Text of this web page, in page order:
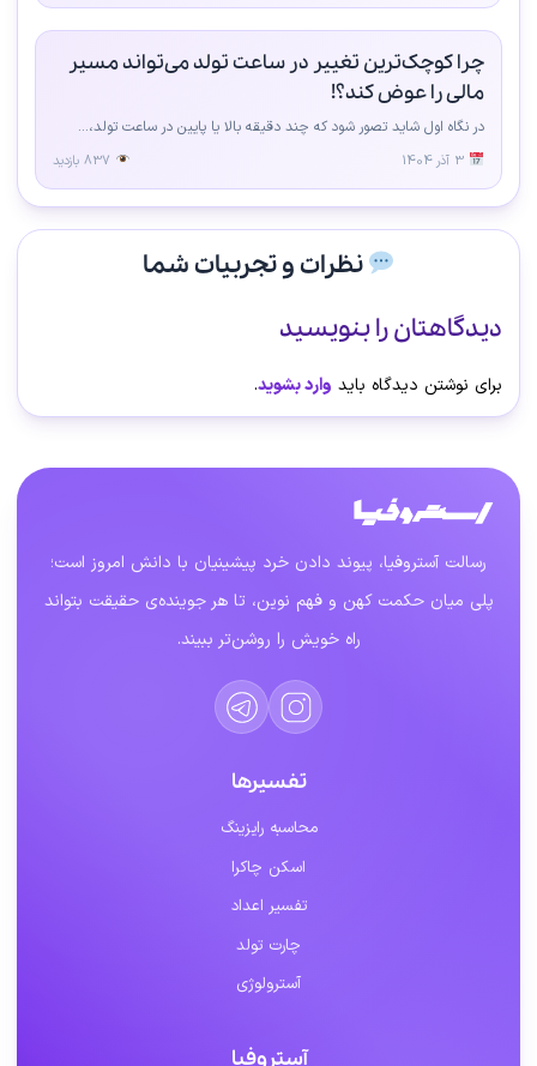
چرا کوچک‌ترین تغییر در ساعت تولد می‌تواند مسیر
مالی را عوض کند؟!
در نگاه اول شاید تصور شود که چند دقیقه بالا یا پایین در ساعت تولد،...
نظرات و تجربیات شما
دیدگاهتان را بنویسید
برای نوشتن دیدگاه باید وارد بشوید.
رسالت آستروفیا، پیوند دادن خرد پیشینیان با دانش امروز است؛
پلی میان حکمت کهن و فهم نوین، تا هر جوینده‌ی حقیقت بتواند
راه خویش را روشن‌تر ببیند.
تفسیرها
محاسبه رایزینگ
اسکن چاکرا
تفسیر اعداد
چارت تولد
آسترولوژی
آستروفیا